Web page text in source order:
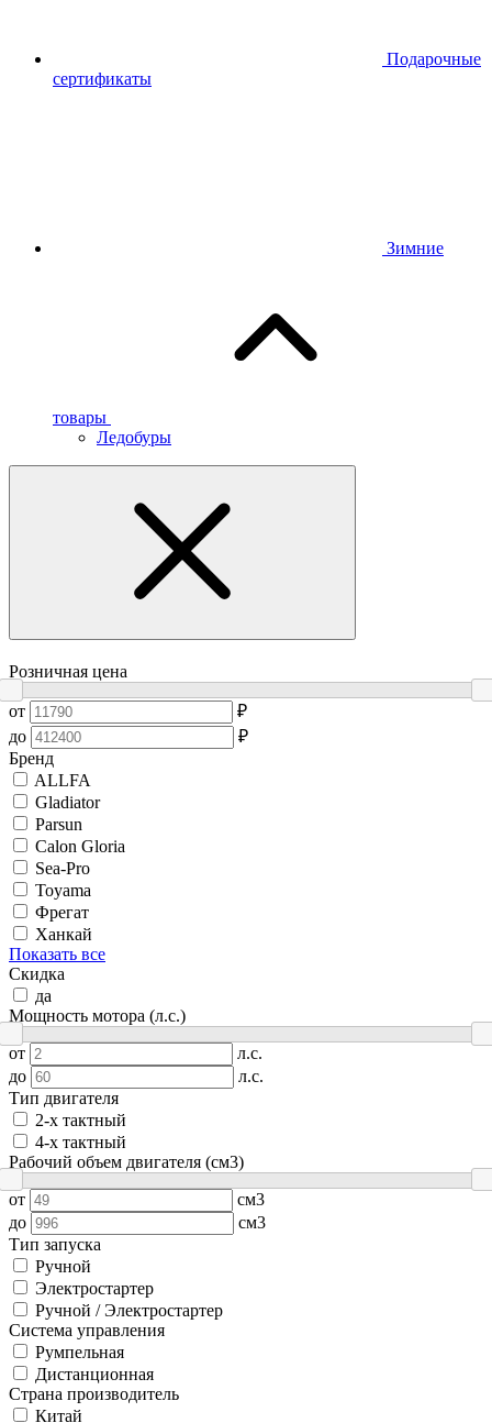
Подарочные
сертификаты
Зимние
товары
Ледобуры
Розничная цена
от
₽
до
₽
Бренд
ALLFA
Gladiator
Parsun
Calon Gloria
Sea-Pro
Toyama
Фрегат
Ханкай
Показать все
Скидка
да
Мощность мотора (л.с.)
от
л.с.
до
л.с.
Тип двигателя
2-х тактный
4-х тактный
Рабочий объем двигателя (см3)
от
см3
до
см3
Тип запуска
Ручной
Электростартер
Ручной / Электростартер
Система управления
Румпельная
Дистанционная
Страна производитель
Китай